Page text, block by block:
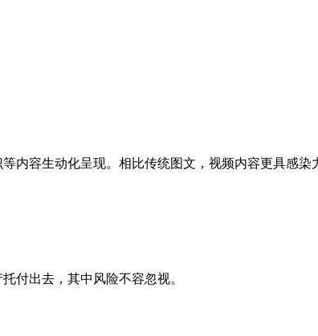
内容生动化呈现。相比传统图文，视频内容更具感染
付出去，其中风险不容忽视。